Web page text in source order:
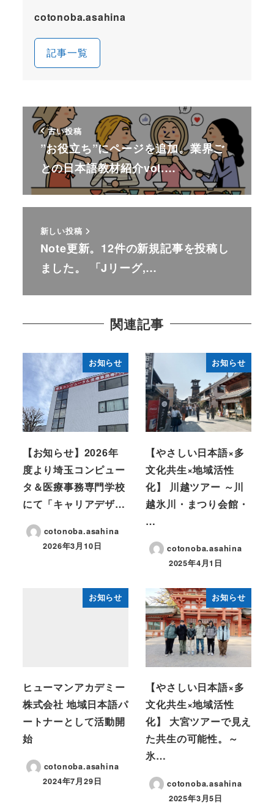
cotonoba.asahina
記事一覧
古い投稿
”お役立ち”にページを追加。業界ご
との日本語教材紹介vol.…
新しい投稿
Note更新。12件の新規記事を投稿し
ました。 「Jリーグ,…
関連記事
お知らせ
【お知らせ】2026年
度より埼玉コンピュー
タ＆医療事務専門学校
にて「キャリアデザ…
cotonoba.asahina
2026年3月10日
お知らせ
【やさしい日本語×多
文化共生×地域活性
化】 川越ツアー ～川
越氷川・まつり会館・
…
cotonoba.asahina
2025年4月1日
お知らせ
ヒューマンアカデミー
株式会社 地域日本語パ
ートナーとして活動開
始
cotonoba.asahina
2024年7月29日
お知らせ
【やさしい日本語×多
文化共生×地域活性
化】 大宮ツアーで見え
た共生の可能性。～
氷…
cotonoba.asahina
2025年3月5日